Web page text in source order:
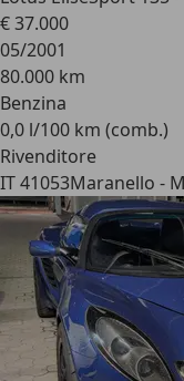
€ 37.000
05/2001
80.000 km
Benzina
0,0 l/100 km (comb.)
Rivenditore
IT 41053Maranello -